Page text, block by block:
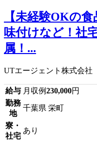
【未経験OKの
味付けなど！社
属！...
UTエージェント株式会社
給与 月収例230,000円
勤務
地
千葉県 栄町
寮・
社宅
あり